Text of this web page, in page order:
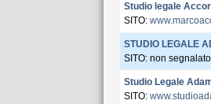
Studio legale
SITO:
STUDIO LEGALE
SITO: non segnalato
Studio Legale
SITO: